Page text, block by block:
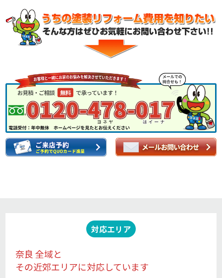
対応エリア
奈良 全域と
その近郊エリアに対応しています